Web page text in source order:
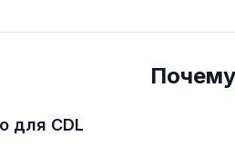
для CDL